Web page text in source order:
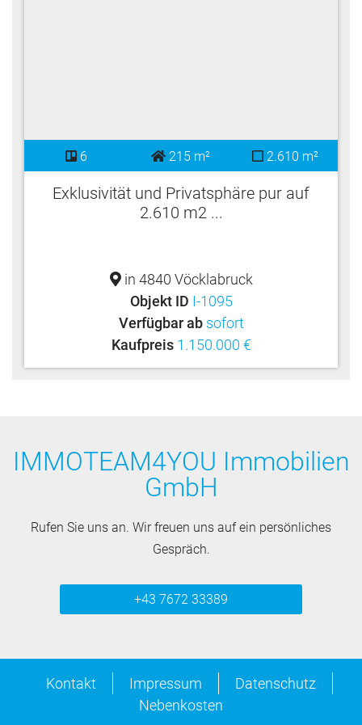
6 215 m² 2.610 m²
Exklusivität und Privatsphäre pur auf
2.610 m2 ...
in 4840 Vöcklabruck
Objekt ID I-1095
Verfügbar ab sofort
Kaufpreis 1.150.000 €
IMMOTEAM4YOU Immobilien
GmbH
Rufen Sie uns an. Wir freuen uns auf ein persönliches
Gespräch.
+43 7672 33389
Kontakt Impressum
Datenschutz
Nebenkosten